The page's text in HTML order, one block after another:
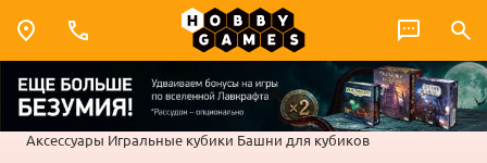
Аксессуары Игральные кубики Башни для кубиков